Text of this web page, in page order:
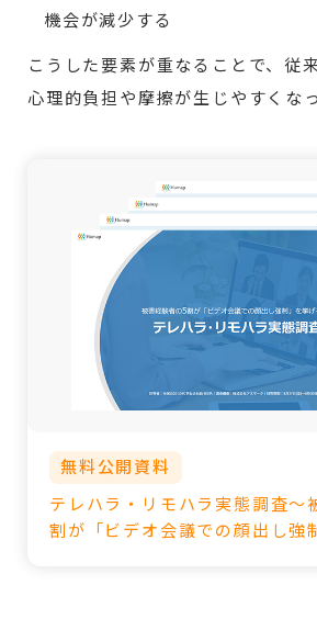
機会が減少する
こうした要素が重なることで、従
心理的負担や摩擦が生じやすくな
無料公開資料
テレハラ・リモハラ実態調査～
割が「ビデオ会議での顔出し強